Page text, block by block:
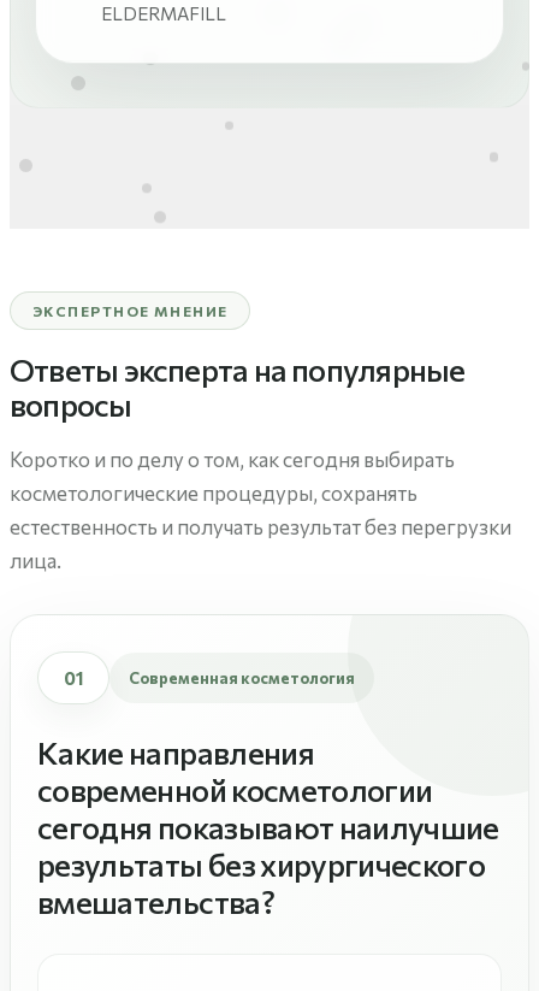
ELDERMAFILL
ЭКСПЕРТНОЕ МНЕНИЕ
Ответы эксперта на популярные
вопросы
Коротко и по делу о том, как сегодня выбирать
косметологические процедуры, сохранять
естественность и получать результат без перегрузки
лица.
01 Современная косметология
Какие направления
современной косметологии
сегодня показывают наилучшие
результаты без хирургического
вмешательства?